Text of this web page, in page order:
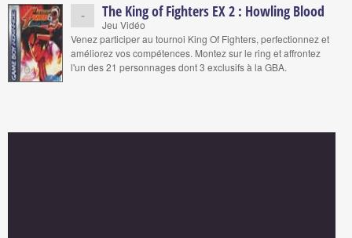
- The King of Fighters EX 2 : Howling Blood
Jeu Vidéo
Venez participer au tournoi King Of Fighters, perfectionnez et
améliorez vos compétences. Montez sur le ring et affrontez
l'un des 21 personnages dont 3 exclusifs à la GBA.